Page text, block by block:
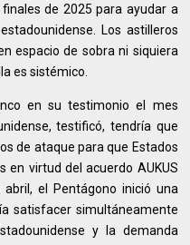
de 2025 para ayudar a
Los astilleros
espacio de sobra ni siquiera
es sistémico.
en su testimonio el mes
testificó, tendría que
de ataque para que Estados
en virtud del acuerdo AUKUS
el Pentágono inició una
satisfacer simultáneamente
y la demanda